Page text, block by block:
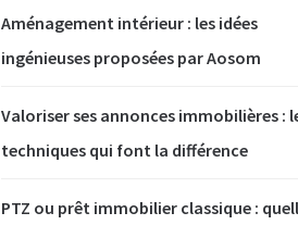
Aménagement intérieur : les idées
ingénieuses proposées par Aosom
Valoriser ses annonces immobilières :
techniques qui font la différence
PTZ ou prêt immobilier classique :